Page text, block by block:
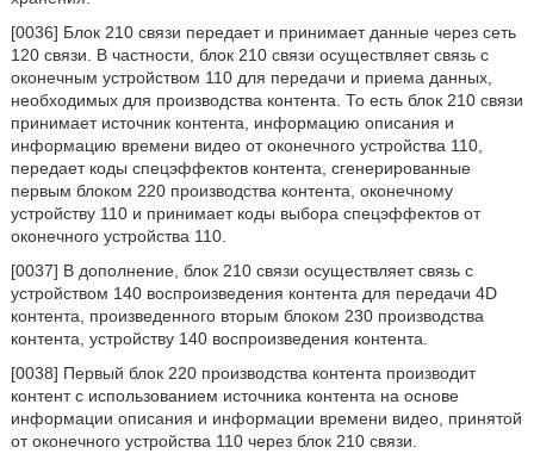
[0036] Блок 210 связи передает и принимает данные через сеть
120 связи. В частности, блок 210 связи осуществляет связь с
оконечным устройством 110 для передачи и приема данных,
необходимых для производства контента. То есть блок 210 связи
принимает источник контента, информацию описания и
информацию времени видео от оконечного устройства 110,
передает коды спецэффектов контента, сгенерированные
первым блоком 220 производства контента, оконечному
устройству 110 и принимает коды выбора спецэффектов от
оконечного устройства 110.
[0037] В дополнение, блок 210 связи осуществляет связь с
устройством 140 воспроизведения контента для передачи 4D
контента, произведенного вторым блоком 230 производства
контента, устройству 140 воспроизведения контента.
[0038] Первый блок 220 производства контента производит
контент с использованием источника контента на основе
информации описания и информации времени видео, принятой
от оконечного устройства 110 через блок 210 связи.